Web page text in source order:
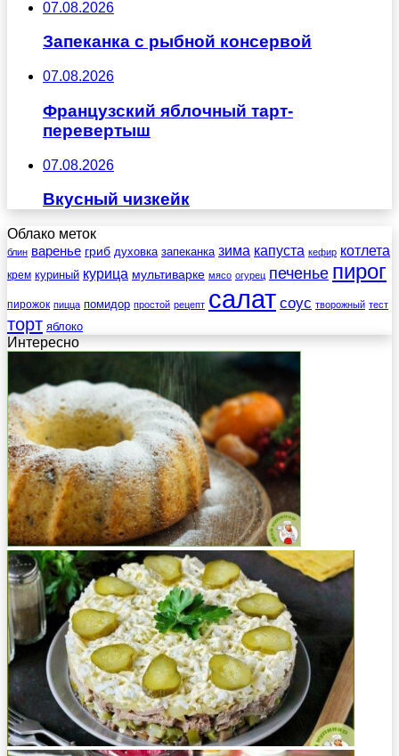
07.08.2026
Запеканка с рыбной консервой
07.08.2026
Французский яблочный тарт-
перевертыш
07.08.2026
Вкусный чизкейк
Облако меток
блин варенье гриб духовка запеканка зима капуста кефир котлета
крем куриный курица мультиварке мясо огурец печенье пирог
пирожок пицца помидор простой рецепт салат соус творожный тест
торт яблоко
Интересно